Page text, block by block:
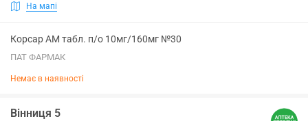
На мапі
Корсар АМ табл. п/о 10мг/160мг №30
ПАТ ФАРМАК
Немає в наявності
Вінниця 5